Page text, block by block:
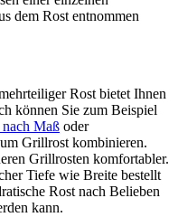
dem Rost entnommen
Rost bietet Ihnen
können Sie zum Beispiel
nach Maß oder
Grillrost kombinieren.
Grillrosten komfortabler.
Tiefe wie Breite bestellt
Rost nach Belieben
kann.